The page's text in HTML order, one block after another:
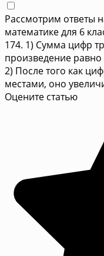
Рассмотрим ответы
математике для 6
174. 1) Сумма цифр
произведение
2) После того как
местами, оно
Оцените статью